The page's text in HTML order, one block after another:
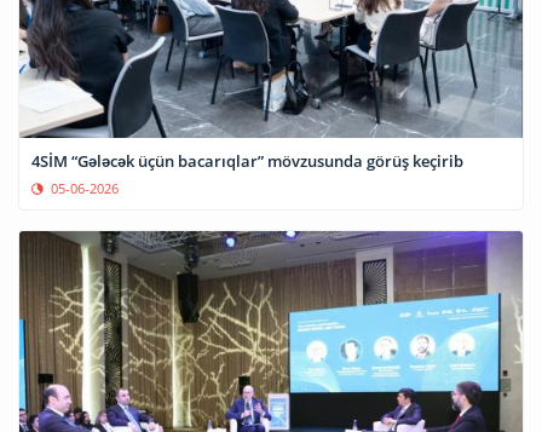
4SİM “Gələcək üçün bacarıqlar” mövzusunda görüş keçirib
05-06-2026